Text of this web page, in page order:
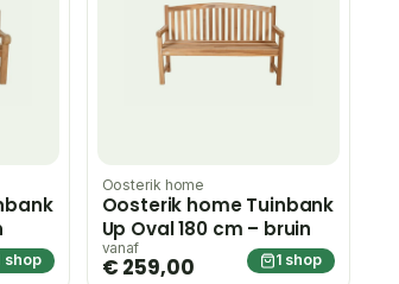
shop
Oosterik home
Oosterik home Tuinbank
Up Oval 180 cm – bruin
vanaf
€ 259,00 1 shop